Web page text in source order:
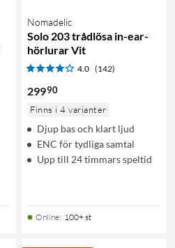
Nomadelic
Solo 203 trådlösa in-ear-
hörlurar Vit
4.0 (142)
29990
Finns i 4 varianter
Djup bas och klart ljud
ENC för tydliga samtal
Upp till 24 timmars speltid
Online: 100+ st